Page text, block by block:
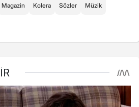
Magazin Kolera Sözler Müzik